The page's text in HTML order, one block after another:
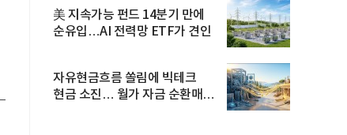
美 지속가능 펀드 14분기 만에
순유입…AI 전력망 ETF가 견인
자유현금흐름 쏠림에 빅테크
현금 소진… 월가 자금 순환매